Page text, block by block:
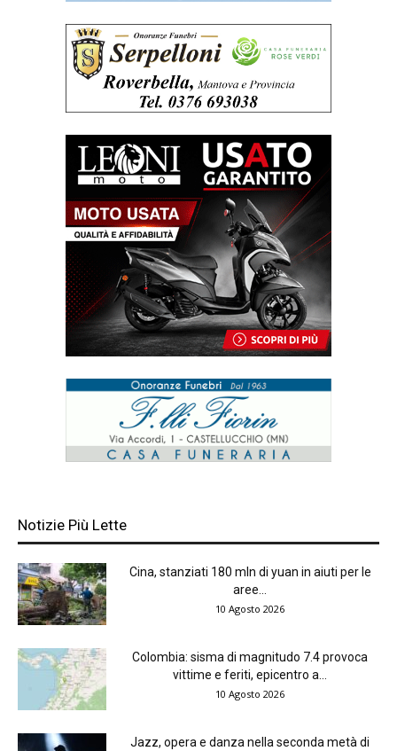
Notizie Più Lette
Cina, stanziati 180 mln di yuan in aiuti per le
aree...
10 Agosto 2026
Colombia: sisma di magnitudo 7.4 provoca
vittime e feriti, epicentro a...
10 Agosto 2026
Jazz, opera e danza nella seconda metà di